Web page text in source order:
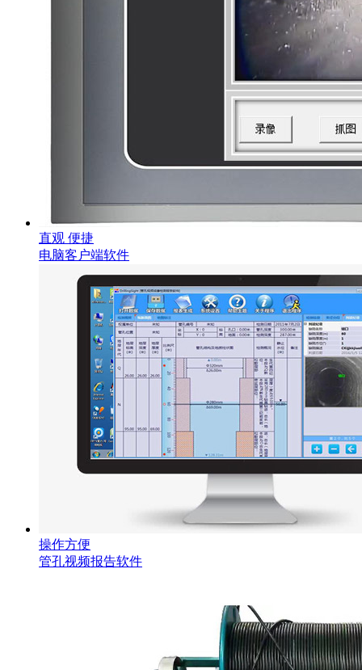
直观 便捷
电脑客户端软件
操作方便
管孔视频报告软件